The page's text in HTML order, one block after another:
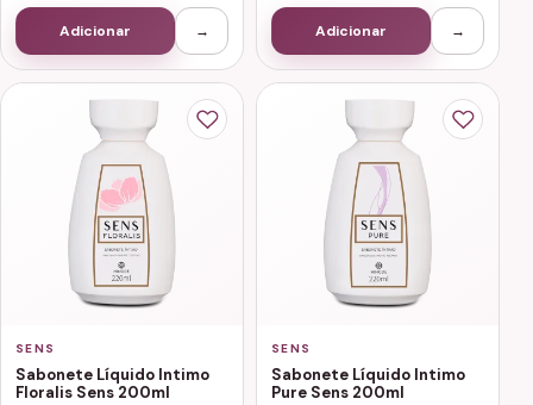
Adicionar → Adicionar →
SENS
Sabonete Líquido Intimo
Floralis Sens 200ml
SENS
Sabonete Líquido Intimo
Pure Sens 200ml